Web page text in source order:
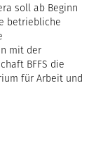
soll ab Beginn
betriebliche
mit der
BFFS die
für Arbeit und